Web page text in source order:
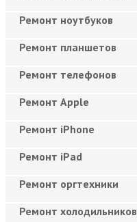
Ремонт ноутбуков
Ремонт планшетов
Ремонт телефонов
Ремонт Apple
Ремонт iPhone
Ремонт iPad
Ремонт оргтехники
Ремонт холодильников